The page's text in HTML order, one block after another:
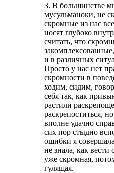
3. В большинстве
мусульманоки, не
скромные из нас
носят глубоко
считать, что
и в различных
Просто у нас нет
скромности в
ходим, сидим,
себя так, как
растили
раскрепоститься,
вполне удачно
сих пор стыдно
ошибки я
не знала, как
уже скромная,
гулящая.